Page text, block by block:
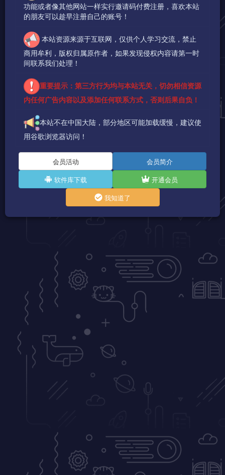
功能或者像其他网站一样实行邀请码付费注册，喜欢本站
的朋友可以趁早注册自己的账号！
本站资源来源于互联网，仅供个人学习交流，禁止
商用牟利，版权归属原作者，如果发现侵权内容请第一时
间联系我们处理！
重要提示：第三方行为均与本站无关，切勿相信资源
内任何广告内容以及添加任何联系方式，否则后果自负！
本站不在中国大陆，部分地区可能加载缓慢，建议使
用谷歌浏览器访问！
会员活动
会员简介
软件库下载
开通会员
我知道了